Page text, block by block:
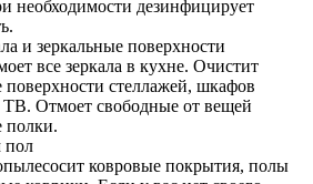
необходимости дезинфицирует
и зеркальные поверхности
все зеркала в кухне. Очистит
поверхности стеллажей, шкафов
ТВ. Отмоет свободные от вещей
полки.
пол
ковровые покрытия, полы